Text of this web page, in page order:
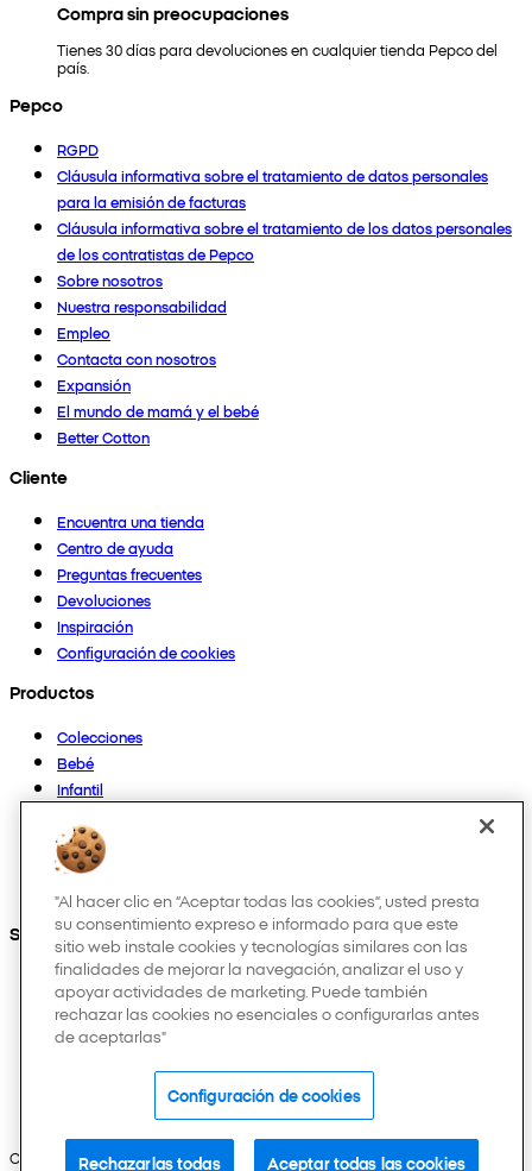
Compra sin preocupaciones
Tienes 30 días para devoluciones en cualquier tienda Pepco del
país.
Pepco
RGPD
Cláusula informativa sobre el tratamiento de datos personales
para la emisión de facturas
Cláusula informativa sobre el tratamiento de los datos personales
de los contratistas de Pepco
Sobre nosotros
Nuestra responsabilidad
Empleo
Contacta con nosotros
Expansión
El mundo de mamá y el bebé
Better Cotton
Cliente
Encuentra una tienda
Centro de ayuda
Preguntas frecuentes
Devoluciones
Inspiración
Configuración de cookies
Productos
Colecciones
Bebé
Infantil
Mujer
Hombre
Otros
Síguenos en:
Copyright © 2026 Pepco. Todos los derechos reservados.
"Al hacer clic en “Aceptar todas las cookies”, usted presta
su consentimiento expreso e informado para que este
sitio web instale cookies y tecnologías similares con las
finalidades de mejorar la navegación, analizar el uso y
apoyar actividades de marketing. Puede también
rechazar las cookies no esenciales o configurarlas antes
de aceptarlas"
Configuración de cookies
Rechazarlas todas Aceptar todas las cookies